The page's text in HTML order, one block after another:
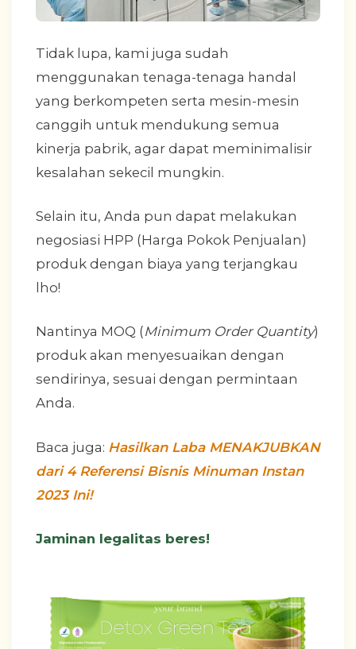
Tidak lupa, kami juga sudah
menggunakan tenaga-tenaga handal
yang berkompeten serta mesin-mesin
canggih untuk mendukung semua
kinerja pabrik, agar dapat meminimalisir
kesalahan sekecil mungkin.
Selain itu, Anda pun dapat melakukan
negosiasi HPP (Harga Pokok Penjualan)
produk dengan biaya yang terjangkau
lho!
Nantinya MOQ (Minimum Order Quantity)
produk akan menyesuaikan dengan
sendirinya, sesuai dengan permintaan
Anda.
Baca juga: Hasilkan Laba MENAKJUBKAN
dari 4 Referensi Bisnis Minuman Instan
2023 Ini!
Jaminan legalitas beres!